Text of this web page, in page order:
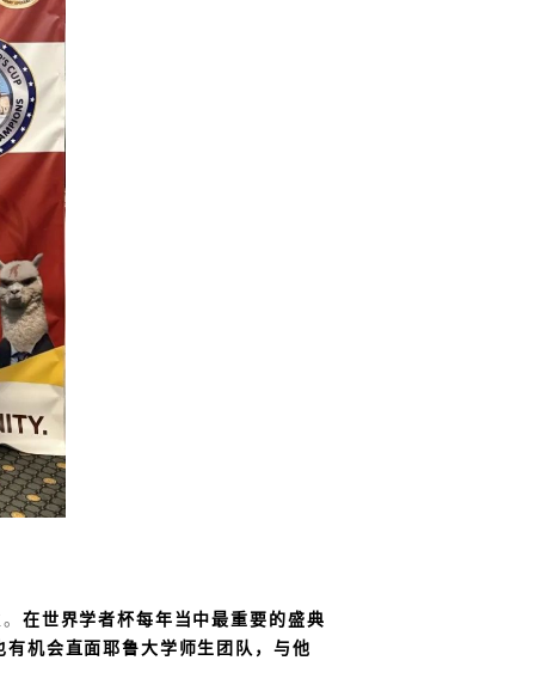
在世界学者杯每年当中最重要的盛典
有机会直面耶鲁大学师生团队，与他